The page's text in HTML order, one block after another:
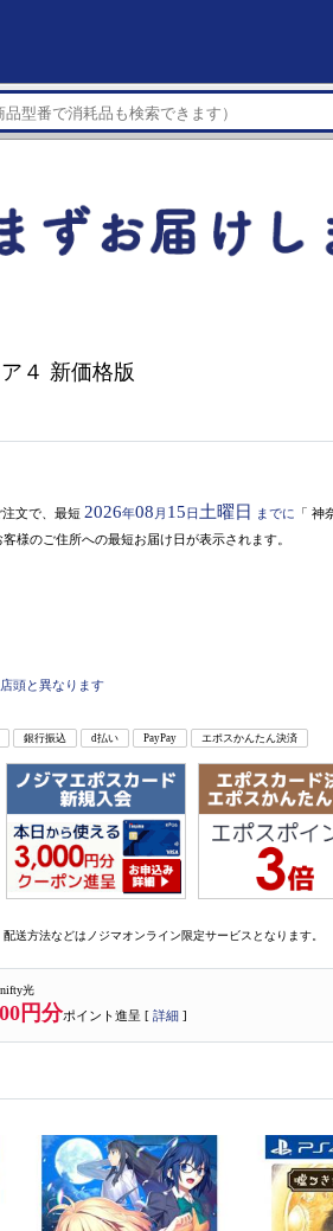
４ 新価格版
注文で、最短 2026年08 月 15日 土曜日 までに 「 神
様のご住所への最短お届け日が表示されます。
頭と異なります
銀行振込 d払い PayPay エポスかんたん決済
送方法などはノジマオンライン限定サービスとなります。
光
円分ポイント進呈 [ 詳細 ]